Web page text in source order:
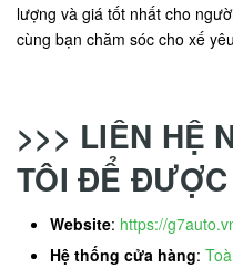
lượng và giá tốt nhất cho
cùng bạn chăm sóc cho xế
>>> LIÊN HỆ
TÔI ĐỂ
Website: https://
Hệ thống cửa hàng: